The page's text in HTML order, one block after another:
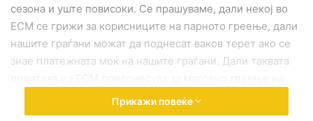
сезона и уште повисоки. Се прашуваме, дали некој во
ЕСМ се грижи за корисниците на парното греење, дали
нашите граѓани можат да поднесат ваков терет ако се
знае платежната моќ на нашите граѓани. Дали таквата
еколошки најдобар начин или да започне процес на
масовно откажување од парното греење и барање
Прикажи повеќе